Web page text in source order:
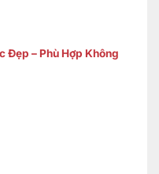
Đẹp – Phù Hợp Không